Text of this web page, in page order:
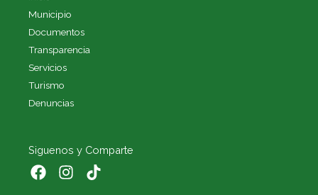
Municipio
Documentos
Transparencia
Servicios
Turismo
Denuncias
Siguenos y Comparte